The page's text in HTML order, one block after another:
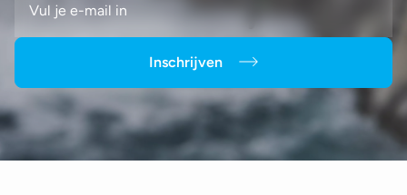
Inschrijven